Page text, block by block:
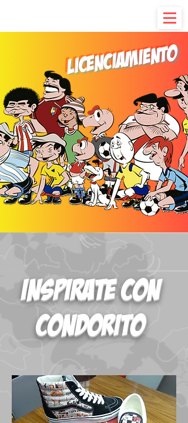
Licenciamiento
Inspirate con
condorito